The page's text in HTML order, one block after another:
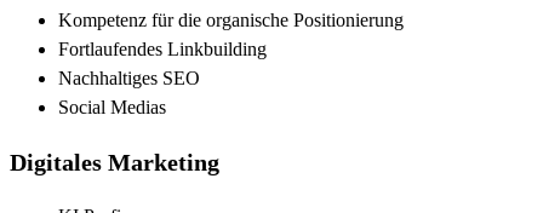
Kompetenz für die organische Positionierung
Fortlaufendes Linkbuilding
Nachhaltiges SEO
Social Medias
Digitales Marketing